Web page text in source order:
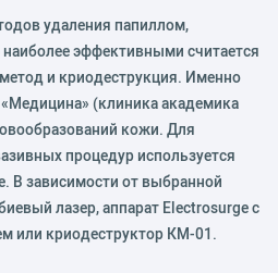
удаления папиллом,
эффективными считается
и криодеструкция. Именно
(клиника академика
кожи. Для
процедур используется
В зависимости от выбранной
лазер, аппарат Electrosurge с
или криодеструктор КМ-01.